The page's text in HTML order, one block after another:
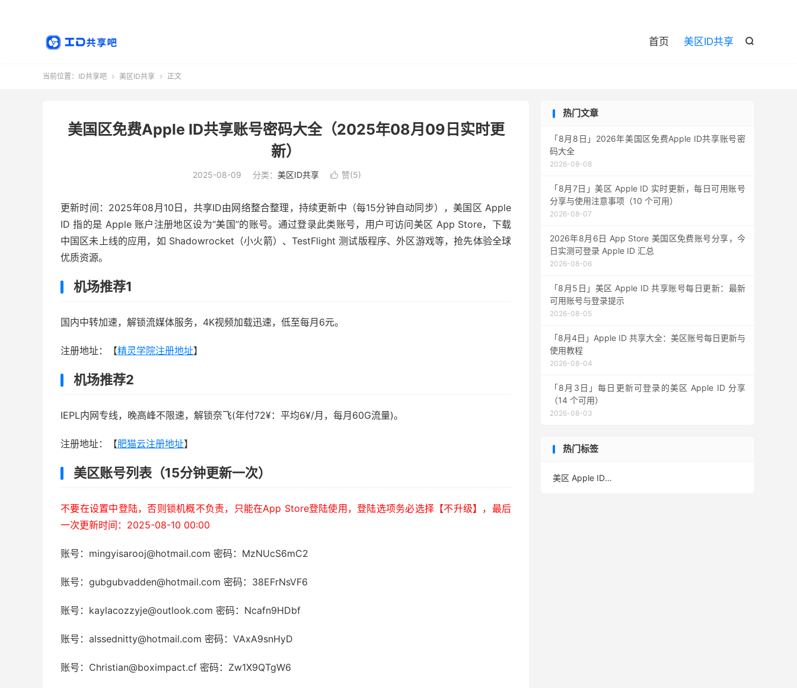

首页 美区ID共享
当前位置： ID共享吧  美区ID共享  正文
美国区免费Apple ID共享账号密码大全（2025年08月09日实时更
新）
2025-08-09 分类： 美区ID共享  赞(5)
更新时间：2025年08月10日，共享ID由网络整合整理，持续更新中（每15分钟自动同步），美国区 Apple
ID 指的是 Apple 账户注册地区设为“美国”的账号。通过登录此类账号，用户可访问美区 App Store，下载
中国区未上线的应用，如 Shadowrocket（小火箭）、TestFlight 测试版程序、外区游戏等，抢先体验全球
优质资源。
机场推荐1
国内中转加速，解锁流媒体服务，4K视频加载迅速，低至每月6元。
注册地址：【精灵学院注册地址】
机场推荐2
IEPL内网专线，晚高峰不限速，解锁奈飞(年付72¥：平均6¥/月，每月60G流量)。
注册地址：【肥猫云注册地址】
美区账号列表（15分钟更新一次）
不要在设置中登陆，否则锁机概不负责，只能在App Store登陆使用，登陆选项务必选择【不升级】，最后
一次更新时间：2025-08-10 00:00
账号：mingyisarooj@hotmail.com 密码：MzNUcS6mC2
账号：gubgubvadden@hotmail.com 密码：38EFrNsVF6
账号：kaylacozzyje@outlook.com 密码：Ncafn9HDbf
账号：alssednitty@hotmail.com 密码：VAxA9snHyD
账号：Christian@boximpact.cf 密码：Zw1X9QTgW6
热门文章
「8月8日」2026年美国区免费Apple ID共享账号密
码大全
2026-08-08
「8月7日」美区 Apple ID 实时更新，每日可用账号
分享与使用注意事项（10 个可用）
2026-08-07
2026年8月6日 App Store 美国区免费账号分享，今
日实测可登录 Apple ID 汇总
2026-08-06
「8月5日」美区 Apple ID 共享账号每日更新：最新
可用账号与登录提示
2026-08-05
「8月4日」Apple ID 共享大全：美区账号每日更新与
使用教程
2026-08-04
「8月3日」每日更新可登录的美区 Apple ID 分享
（14 个可用）
2026-08-03
热门标签
美区 Apple ID(390)